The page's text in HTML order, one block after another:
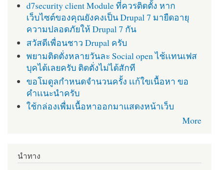
d7security client Module ที่ควรติดตั้ง หาก
เว็บไซต์ของคุณยังคงเป็น Drupal 7 มายืดอายุ
ความปลอดภัยให้ Drupal 7 กัน
สวัสดีเพื่อนชาว Drupal ครับ
พยามติดตั่งหลายวันละ Social open ไช้เเทนเฟส
บุคได้เลยครับ ติดตั่งไม่ได้สักที
ขอโมดูลกำหนดจำนวนครั้ง เเก้ใขเนื้อหา ขอ
คำเเนะนำครับ
ใช้กล่องเพื่มเนื้อหาออกมาแสดงหน้าเว็บ
More
นำทาง